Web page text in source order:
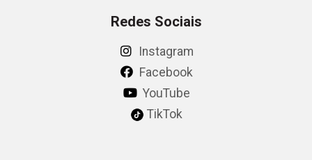
Redes Sociais
Instagram
Facebook
YouTube
TikTok